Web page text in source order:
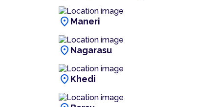
location_on Maneri
location_on Nagarasu
location_on Khedi